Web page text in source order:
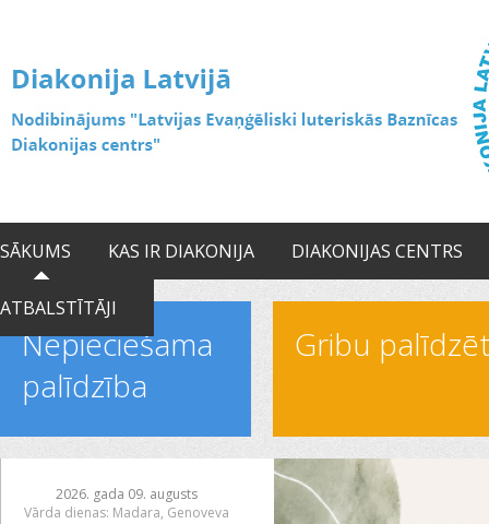
SĀKUMS KAS IR DIAKONIJA DIAKONIJAS CENTRS
ATBALSTĪTĀJI
Nepieciešama
palīdzība
Gribu palīdzēt
2026. gada 09. augusts
Vārda dienas: Madara, Genoveva